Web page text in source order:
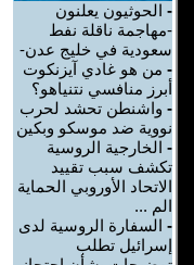
- الحوثيون يعلنون
-مهاجمة ناقلة نفط
سعودية في خليج عدن-
- من هو غادي آيزنكوت
أبرز منافسي نتنياهو؟
- واشنطن تحشد لحرب
نووية ضد موسكو وبكين
- الخارجية الروسية
تكشف سبب تقييد
الاتحاد الأوروبي الحماية
الم ...
- السفارة الروسية لدى
إسرائيل تطلب